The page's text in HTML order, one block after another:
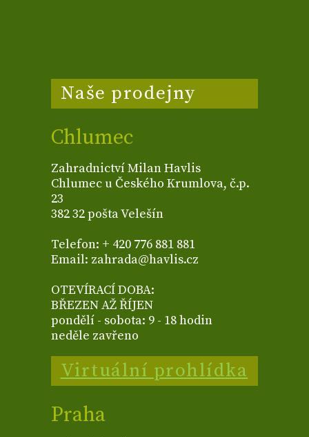
Naše prodejny
Chlumec
Zahradnictví Milan Havlis
Chlumec u Českého Krumlova, č.p.
23
382 32 pošta Velešín
Telefon: + 420 776 881 881
Email: zahrada@havlis.cz
OTEVÍRACÍ DOBA:
BŘEZEN AŽ ŘÍJEN
pondělí - sobota: 9 - 18 hodin
neděle zavřeno
Virtuální prohlídka
Praha